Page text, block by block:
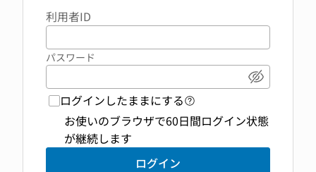
利用者ID
パスワード
パスワー
ログインしたままにする ログイン機能 ヘルプペ
お使いのブラウザで60日間ログイン状態
が継続します
ログイン